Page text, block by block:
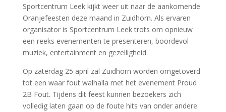
Sportcentrum Leek kijkt weer uit naar de aankomende
Oranjefeesten deze maand in Zuidhorn. Als ervaren
organisator is Sportcentrum Leek trots om opnieuw
een reeks evenementen te presenteren, boordevol
muziek, entertainment en gezelligheid.
Op zaterdag 25 april zal Zuidhorn worden omgetoverd
tot een waar fout walhalla met het evenement Proud
2B Fout. Tijdens dit feest kunnen bezoekers zich
volledig laten gaan op de foute hits van onder andere